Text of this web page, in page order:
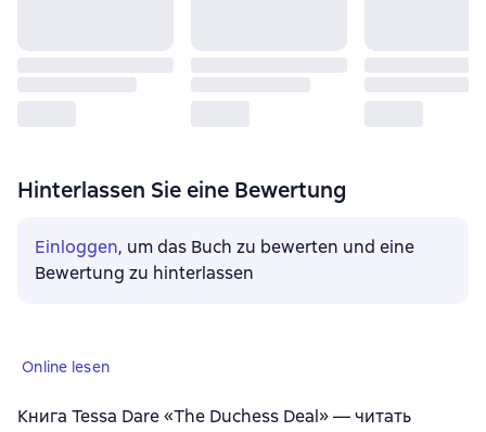
Hinterlassen Sie eine Bewertung
Einloggen, um das Buch zu bewerten und eine
Bewertung zu hinterlassen
Online lesen
Книга Tessa Dare «The Duchess Deal» — читать